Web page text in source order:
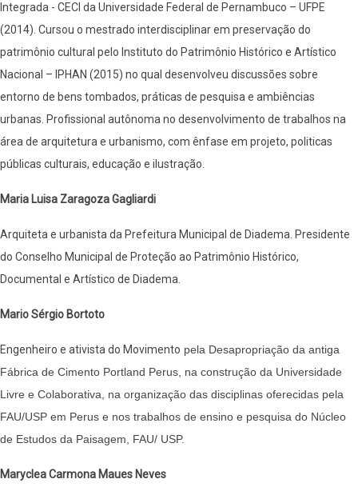
Integrada - CECI da Universidade Federal de Pernambuco – UFPE
(2014). Cursou o mestrado interdisciplinar em preservação do
patrimônio cultural pelo Instituto do Patrimônio Histórico e Artístico
Nacional – IPHAN (2015) no qual desenvolveu discussões sobre
entorno de bens tombados, práticas de pesquisa e ambiências
urbanas. Profissional autônoma no desenvolvimento de trabalhos na
área de arquitetura e urbanismo, com ênfase em projeto, politicas
públicas culturais, educação e ilustração.
Maria Luisa Zaragoza Gagliardi
Arquiteta e urbanista da Prefeitura Municipal de Diadema. Presidente
do Conselho Municipal de Proteção ao Patrimônio Histórico,
Documental e Artístico de Diadema.
Mario Sérgio Bortoto
Engenheiro e ativista do Movimento pela Desapropriação da antiga
Fábrica de Cimento Portland Perus, na construção da Universidade
Livre e Colaborativa, na organização das disciplinas oferecidas pela
FAU/USP em Perus e nos trabalhos de ensino e pesquisa do Núcleo
de Estudos da Paisagem, FAU/ USP.
Maryclea Carmona Maues Neves